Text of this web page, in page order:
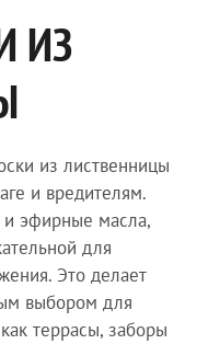
ИЗ
из лиственницы
и вредителям.
эфирные масла,
для
Это делает
выбором для
террасы, заборы